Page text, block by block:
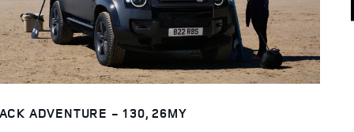
ADVENTURE - 130, 26MY